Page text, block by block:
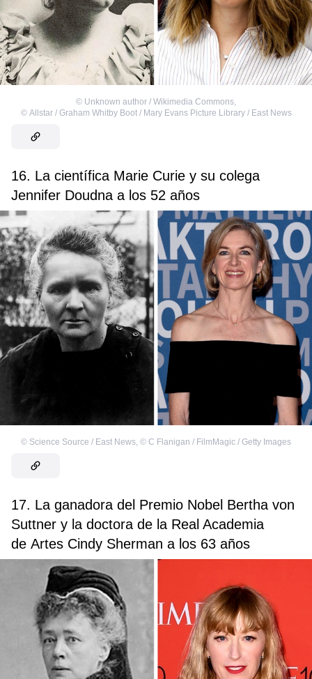
© Unknown author / Wikimedia Commons,
© Allstar / Graham Whitby Boot / Mary Evans Picture Library / East News
16. La científica Marie Curie y su colega
Jennifer Doudna a los 52 años
© Science Source / East News, © C Flanigan / FilmMagic / Getty Images
17. La ganadora del Premio Nobel Bertha von
Suttner y la doctora de la Real Academia
de Artes Cindy Sherman a los 63 años